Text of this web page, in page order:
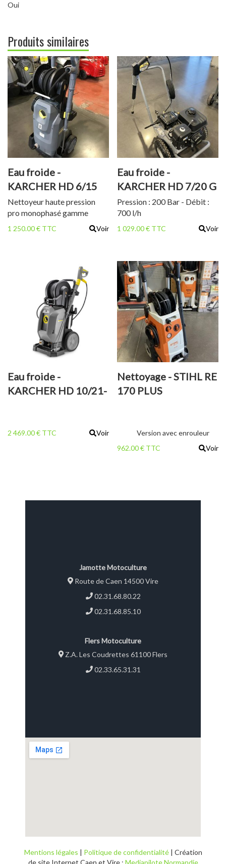
Oui
Produits similaires
Eau froide -
KARCHER HD 6/15
MX +
Nettoyeur haute pression
pro monophasé gamme
medium
1 250.00 € TTC Voir
Eau froide -
KARCHER HD 7/20 G
Pression : 200 Bar - Débit :
700 l/h
1 029.00 € TTC Voir
Eau froide -
KARCHER HD 10/21-
2 469.00 € TTC Voir
Nettoyage - STIHL RE
170 PLUS
Version avec enrouleur
962.00 € TTC
Voir
Jamotte Motoculture
Route de Caen 14500 Vire
02.31.68.80.22
02.31.68.85.10
Flers Motoculture
Z.A. Les Coudrettes 61100 Flers
02.33.65.31.31
Mentions légales | Politique de confidentialité| Création
de site Internet Caen et Vire : Mediapilote Normandie